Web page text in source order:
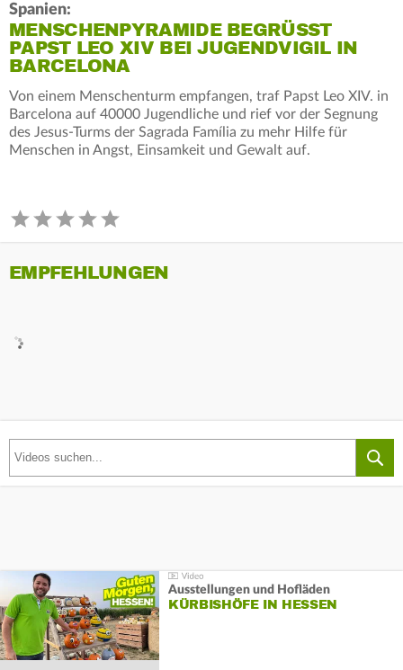
Spanien:
MENSCHENPYRAMIDE BEGRÜSST P
APST LEO XIV BEI JUGENDVIGIL IN B
ARCELONA
Von einem Menschenturm empfangen, traf Papst Leo XIV. in
Barcelona auf 40000 Jugendliche und rief vor der Segnung
des Jesus-Turms der Sagrada Família zu mehr Hilfe für
Menschen in Angst, Einsamkeit und Gewalt auf.
EMPFEHLUNGEN
Ausstellungen und Hofläden
KÜRBISHÖFE IN HESSEN